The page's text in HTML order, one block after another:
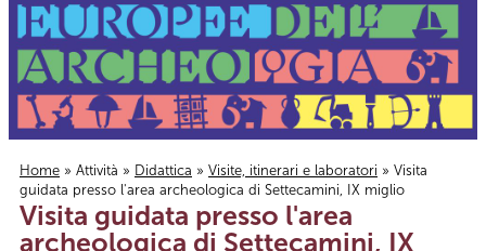
Tu sei qui
Home » Attività » Didattica » Visite, itinerari e laboratori » Visita
guidata presso l'area archeologica di Settecamini, IX miglio
Visita guidata presso l'area
archeologica di Settecamini, IX